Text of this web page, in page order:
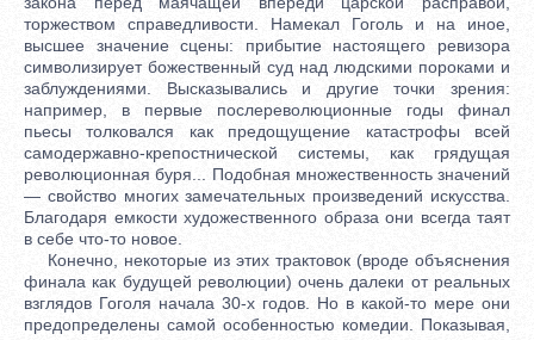
торжеством справедливости. Намекал Гоголь и на иное,
высшее значение сцены: прибытие настоящего ревизора
символизирует божественный суд над людскими пороками и
заблуждениями. Высказывались и другие точки зрения:
например, в первые послереволюционные годы финал
пьесы толковался как предощущение катастрофы всей
самодержавно-крепостнической системы, как грядущая
революционная буря... Подобная множественность значений
— свойство многих замечательных произведений искусства.
Благодаря емкости художественного образа они всегда таят
в себе что-то новое.
Конечно, некоторые из этих трактовок (вроде объяснения
финала как будущей революции) очень далеки от реальных
взглядов Гоголя начала 30-х годов. Но в какой-то мере они
предопределены самой особенностью комедии. Показывая,